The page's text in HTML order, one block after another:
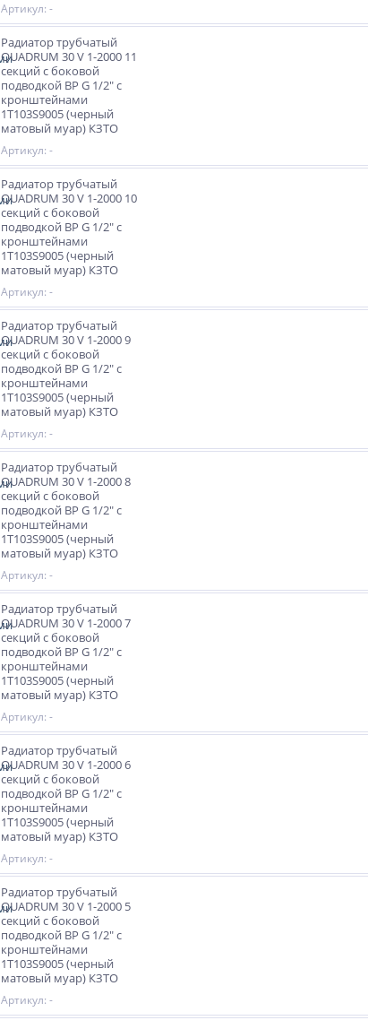
Артикул: -
Радиатор трубчатый
QUADRUM 30 V 1-2000 11
секций с боковой
подводкой ВР G 1/2" с
кронштейнами
1T103S9005 (черный
матовый муар) КЗТО
Артикул: -
Радиатор трубчатый
QUADRUM 30 V 1-2000 10
секций с боковой
подводкой ВР G 1/2" с
кронштейнами
1T103S9005 (черный
матовый муар) КЗТО
Артикул: -
Радиатор трубчатый
QUADRUM 30 V 1-2000 9
секций с боковой
подводкой ВР G 1/2" с
кронштейнами
1T103S9005 (черный
матовый муар) КЗТО
Артикул: -
Радиатор трубчатый
QUADRUM 30 V 1-2000 8
секций с боковой
подводкой ВР G 1/2" с
кронштейнами
1T103S9005 (черный
матовый муар) КЗТО
Артикул: -
Радиатор трубчатый
QUADRUM 30 V 1-2000 7
секций с боковой
подводкой ВР G 1/2" с
кронштейнами
1T103S9005 (черный
матовый муар) КЗТО
Артикул: -
Радиатор трубчатый
QUADRUM 30 V 1-2000 6
секций с боковой
подводкой ВР G 1/2" с
кронштейнами
1T103S9005 (черный
матовый муар) КЗТО
Артикул: -
Радиатор трубчатый
QUADRUM 30 V 1-2000 5
секций с боковой
подводкой ВР G 1/2" с
кронштейнами
1T103S9005 (черный
матовый муар) КЗТО
Артикул: -